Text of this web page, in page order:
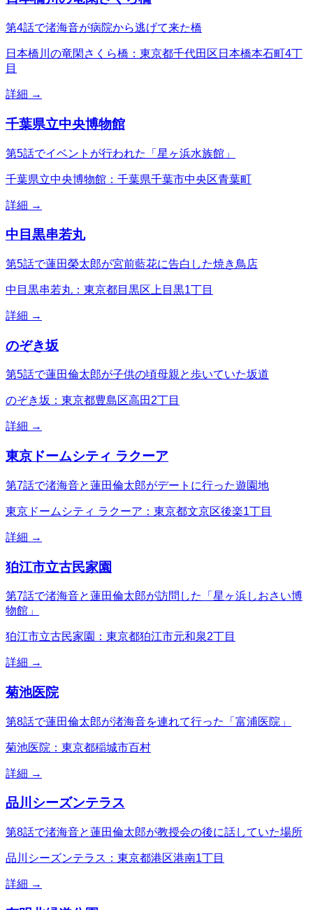
第4話で渚海音が病院から逃げて来た橋
日本橋川の竜閑さくら橋：東京都千代田区日本橋本石町4丁
目
詳細 →
千葉県立中央博物館
第5話でイベントが行われた「星ヶ浜水族館」
千葉県立中央博物館：千葉県千葉市中央区青葉町
詳細 →
中目黒串若丸
第5話で蓮田榮太郎が宮前藍花に告白した焼き鳥店
中目黒串若丸：東京都目黒区上目黒1丁目
詳細 →
のぞき坂
第5話で蓮田倫太郎が子供の頃母親と歩いていた坂道
のぞき坂：東京都豊島区高田2丁目
詳細 →
東京ドームシティ ラクーア
第7話で渚海音と蓮田倫太郎がデートに行った遊園地
東京ドームシティ ラクーア：東京都文京区後楽1丁目
詳細 →
狛江市立古民家園
第7話で渚海音と蓮田倫太郎が訪問した「星ヶ浜しおさい博
物館」
狛江市立古民家園：東京都狛江市元和泉2丁目
詳細 →
菊池医院
第8話で蓮田倫太郎が渚海音を連れて行った「富浦医院」
菊池医院：東京都稲城市百村
詳細 →
品川シーズンテラス
第8話で渚海音と蓮田倫太郎が教授会の後に話していた場所
品川シーズンテラス：東京都港区港南1丁目
詳細 →